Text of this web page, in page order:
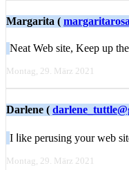
Margarita (
Nеat Web site, Keep up
Montag, 29. März 2021
Darlene (
I ⅼike perusing your web
Montag, 29. März 2021